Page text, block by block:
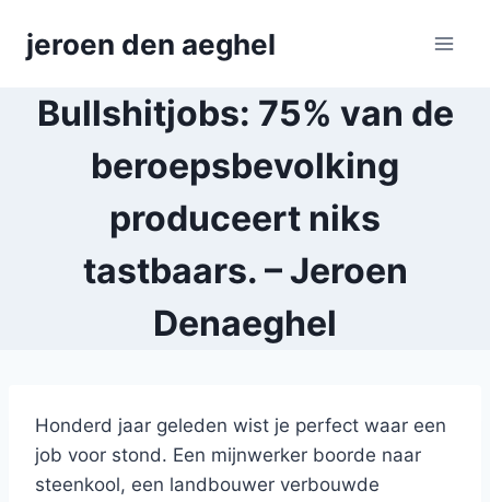
jeroen den aeghel
Bullshitjobs: 75% van de
beroepsbevolking
produceert niks
tastbaars. – Jeroen
Denaeghel
Honderd jaar geleden wist je perfect waar een
job voor stond. Een mijnwerker boorde naar
steenkool, een landbouwer verbouwde